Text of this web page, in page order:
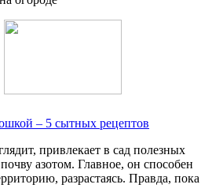
– 5 сытных рецептов
привлекает в сад полезных
азотом. Главное, он способен
разрастаясь. Правда, пока